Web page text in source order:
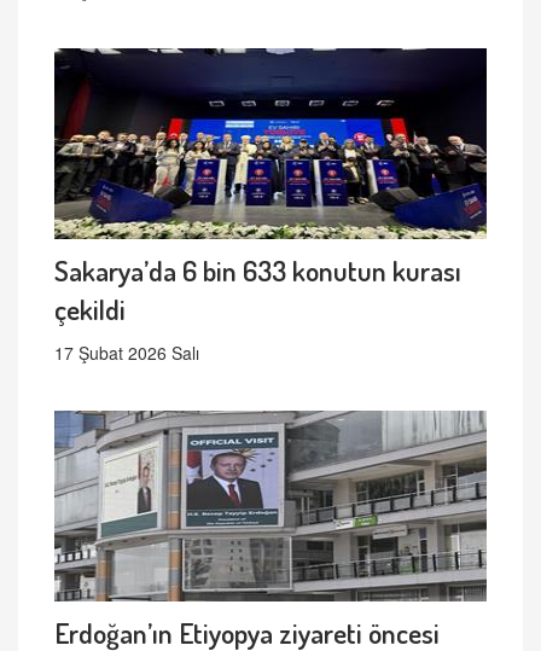
Sakarya’da 6 bin 633 konutun kurası
çekildi
17 Şubat 2026 Salı
Erdoğan’ın Etiyopya ziyareti öncesi